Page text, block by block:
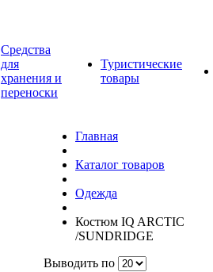
Средства
для
хранения и
переноски
Туристические
товары
Главная
Каталог товаров
Одежда
Костюм IQ ARCTIC
/SUNDRIDGE
Выводить по